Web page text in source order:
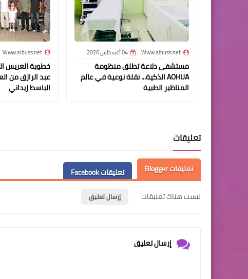
Www.albuss.net 04 أغسطس 2026
مستشفى دلاعة تطلق منظومة
AOHUA الذكية... نقلة نوعية في عالم
المناظير الطبية
Www.albuss.net
خطوبة العريس
عبد الرازق من
الباسط زيداني
تعليقات
تعليقات Blogger
تعليقات Facebook
ليست هناك تعليقات
إرسال تعليق
إرسال تعليق